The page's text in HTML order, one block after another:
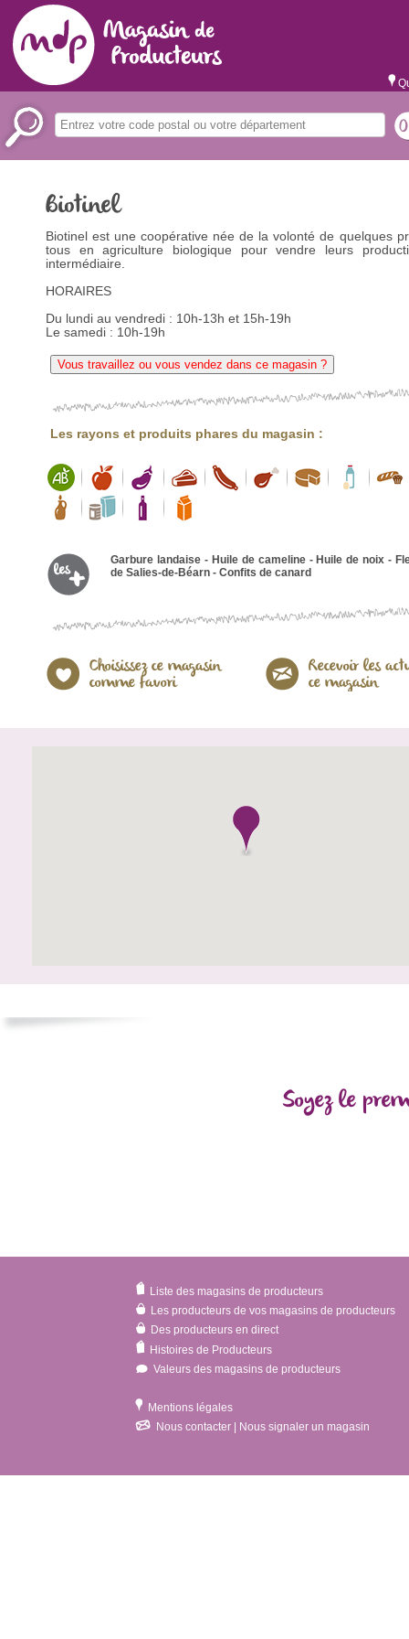
Biotinel
Biotinel est une coopérative née de la volonté de quelques
tous en agriculture biologique pour vendre leurs
intermédiaire.
HORAIRES
Du lundi au vendredi : 10h-13h et 15h-19h
Le samedi : 10h-19h
Vous travaillez ou vous vendez dans ce magasin ?
Les rayons et produits phares du magasin :
Garbure landaise - Huile de cameline - Huile de noix -
de Salies-de-Béarn - Confits de canard
Soyez le
Liste des magasins de producteurs
Les producteurs de vos magasins de producteurs
Des producteurs en direct
Histoires de Producteurs
Valeurs des magasins de producteurs
Mentions légales
Nous contacter | Nous signaler un magasin